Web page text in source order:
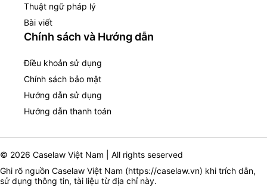
Thuật ngữ pháp lý
Bài viết
Chính sách và Hướng dẫn
Điều khoản sử dụng
Chính sách bảo mật
Hướng dẫn sử dụng
Hướng dẫn thanh toán
© 2026 Caselaw Việt Nam | All rights seserved
Ghi rõ nguồn Caselaw Việt Nam (https://caselaw.vn) khi trích dẫn,
sử dụng thông tin, tài liệu từ địa chỉ này.